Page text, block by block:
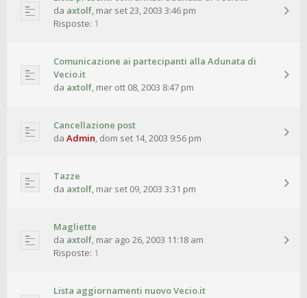
da axtolf, mar set 23, 2003 3:46 pm
Risposte: 1
Comunicazione ai partecipanti alla Adunata di
Vecio.it
da axtolf, mer ott 08, 2003 8:47 pm
Cancellazione post
da Admin, dom set 14, 2003 9:56 pm
Tazze
da axtolf, mar set 09, 2003 3:31 pm
Magliette
da axtolf, mar ago 26, 2003 11:18 am
Risposte: 1
Lista aggiornamenti nuovo Vecio.it